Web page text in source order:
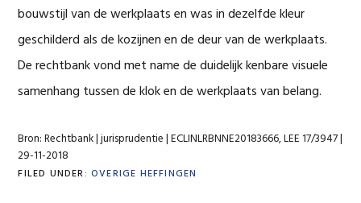
bouwstijl van de werkplaats en was in dezelfde kleur
geschilderd als de kozijnen en de deur van de werkplaats.
De rechtbank vond met name de duidelijk kenbare visuele
samenhang tussen de klok en de werkplaats van belang.
Bron: Rechtbank | jurisprudentie | ECLINLRBNNE20183666, LEE 17/3947 |
29-11-2018
FILED UNDER: OVERIGE HEFFINGEN